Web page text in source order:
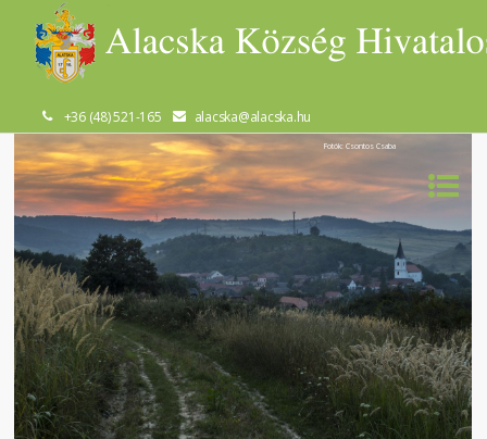
+36 (48) 521-165 alacska@alacska.hu
Fotók: Csontos Csaba